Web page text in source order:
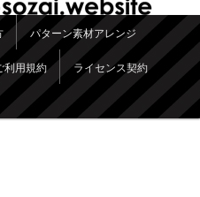
パターン素材アレンジ
利用規約 ライセンス契約